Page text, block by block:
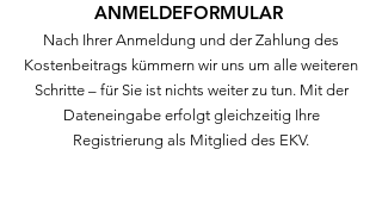
ANMELDEFORMULAR
Nach Ihrer Anmeldung und der Zahlung des
Kostenbeitrags kümmern wir uns um alle weiteren
Schritte – für Sie ist nichts weiter zu tun. Mit der
Dateneingabe erfolgt gleichzeitig Ihre
Registrierung als Mitglied des EKV.